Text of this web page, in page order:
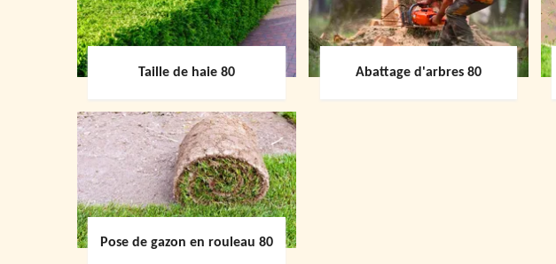
Taille de haie 80 Abattage d'arbres 80
Pose de gazon en rouleau 80